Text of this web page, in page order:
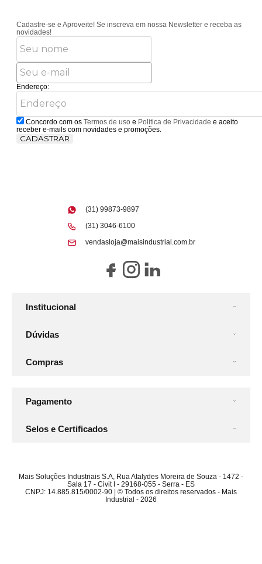
Cadastre-se e Aproveite!Se inscreva em nossa Newsletter e receba as
novidades!
Endereço:
Concordo com osTermos de uso e Politica de Privacidade e aceito
receber e-mails com novidades e promoções.
CADASTRAR
Institucional
Dúvidas
Compras
(31) 99873-9897
(31) 3046-6100
vendasloja@maisindustrial.com.br
Pagamento
Selos e Certificados
Mais Soluções Industriais S.A, Rua Atalydes Moreira de Souza - 1472 -
Sala 17 - Civit I - 29168-055 - Serra - ES
CNPJ: 14.885.815/0002-90 | © Todos os direitos reservados - Mais
Industrial - 2026